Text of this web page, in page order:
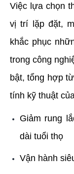
Việc lựa chọn
vị trí lặp đặt,
khắc phục
trong công
bật, tổng hợp
tính kỹ thuật
Giảm rung
dài tuổi thọ
Vận hành